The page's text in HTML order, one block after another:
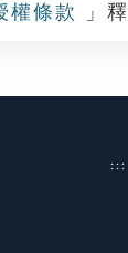
權條款 」
:::